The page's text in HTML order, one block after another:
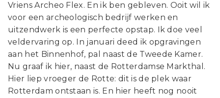
Vriens Archeo Flex. En ik ben gebleven. Ooit wil ik
voor een archeologisch bedrijf werken en
uitzendwerk is een perfecte opstap. Ik doe veel
veldervaring op. In januari deed ik opgravingen
aan het Binnenhof, pal naast de Tweede Kamer.
Nu graaf ik hier, naast de Rotterdamse Markthal.
Hier liep vroeger de Rotte: dit is de plek waar
Rotterdam ontstaan is. En hier heeft nog nooit